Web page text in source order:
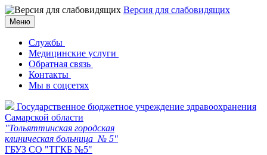
Версия для слабовидящих
Меню
Службы
Медицинские услуги
Обратная связь
Контакты
Мы в соцсетях
Государственное бюджетное учреждение здравоохранения
Самарской области
"Тольяттинская городская
клиническая больница № 5"
ГБУЗ СО "ТГКБ №5"